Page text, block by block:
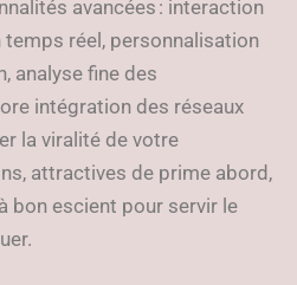
avancées : interaction
réel, personnalisation
analyse fine des
intégration des réseaux
la viralité de votre
attractives de prime abord,
bon escient pour servir le